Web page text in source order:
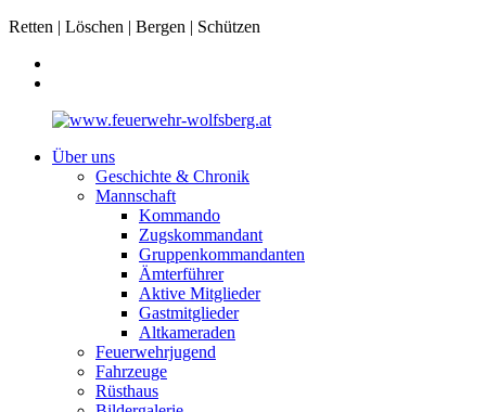
Retten | Löschen | Bergen | Schützen
Über uns
Geschichte & Chronik
Mannschaft
Kommando
Zugskommandant
Gruppenkommandanten
Ämterführer
Aktive Mitglieder
Gastmitglieder
Altkameraden
Feuerwehrjugend
Fahrzeuge
Rüsthaus